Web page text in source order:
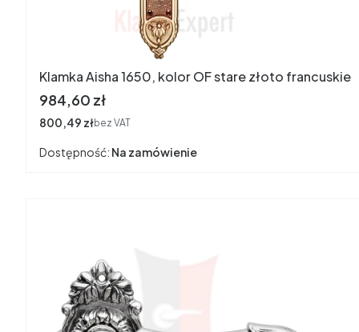
Klamka Aisha 1650, kolor OF stare złoto francuskie
Cena
984,60 zł
Cena
800,49 złbez VAT
Dostępność: Na zamówienie